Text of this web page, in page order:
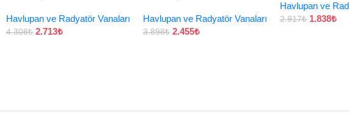
Havlupan ve Radyatör Vanaları
4.308₺ 2.713₺
Havlupan ve Radyatör Vanaları
3.898₺ 2.455₺
Havlupan ve
2.917₺ 1.838₺